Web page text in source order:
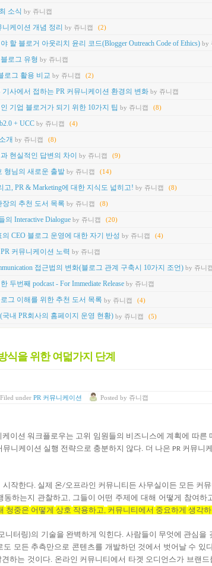
소식 by 쥬니캡
케이션 개념 정리 by 쥬니캡 (2)
할 블로거 아웃리치 윤리 코드(Blogger Outreach Code of Ethics) by
로그 유형 by 쥬니캡
로그 활용 비교 by 쥬니캡 (2)
사에서 접하는 PR 커뮤니케이션 환경의 변화 by 쥬니캡
기업 블로거가 되기 위한 10가지 팁 by 쥬니캡 (8)
+ UCC by 쥬니캡 (4)
개 by 쥬니캡 (8)
현실적인 답변의 차이 by 쥬니캡 (9)
형님의 새로운 출발 by 쥬니캡 (14)
, PR & Marketing에 대한 지식도 넓히고! by 쥬니캡 (8)
의 추천 도서 목록 by 쥬니캡 (8)
의 Interactive Dialogue by 쥬니캡 (20)
CEO 블로그 운영에 대한 자기 반성 by 쥬니캡 (4)
커뮤니케이션 노력 by 쥬니캡
접근법의 변화(블로그 관계 구축시 10가지 조언) by 쥬니캡
두번째 podcast - For Immediate Release by 쥬니캡
그 이해를 위한 추천 도서 목록 by 쥬니캡 (4)
국내 PR회사의 홈페이지 운영 현황) by 쥬니캡 (5)
식을 위한 여덟가지 단계
Filed under PR 커뮤니케이션 Posted by 쥬니캡
케이션 워크플로우는 고위 임원들의 비즈니스에 계획에 따른
뮤니케이션 실행 전략으로 충분하지 않다. 더 나은 PR 커뮤니
시작한다. 실제 온/오프라인 커뮤니티든 사무실이든 모든 커
동하는지 관찰하고 , 그들이 어떤 주제에 대해 어떻게 참여하
청중은 어떻게 상호 작용하고 , 커뮤니티에서 중요하게 생각
니터링)의 기술을 완벽하게 익힌다. 사람들이 무엇에 관심을
도 모든 추측만으로 콘텐츠를 개발하던 것에서 벗어날 수 있
견하는 것이다. 온라인 커뮤니티에서 타겟 오디언스가 브랜드